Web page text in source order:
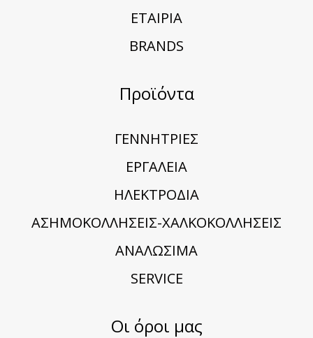
ΕΤΑΙΡΙΑ
BRANDS
Προϊόντα
ΓΕΝΝΗΤΡΙΕΣ
ΕΡΓΑΛΕΙΑ
ΗΛΕΚΤΡΟΔΙΑ
ΑΣΗΜΟΚΟΛΛΗΣΕΙΣ-ΧΑΛΚΟΚΟΛΛΗΣΕΙΣ
ΑΝΑΛΩΣΙΜΑ
SERVICE
Οι όροι μας